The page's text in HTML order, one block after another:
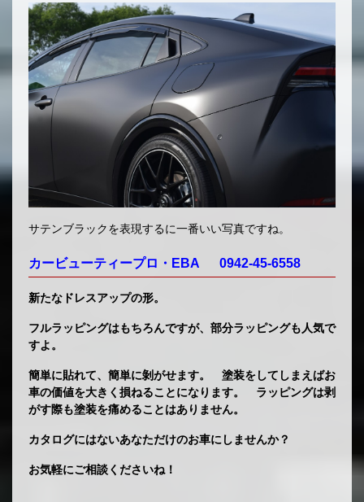
サテンブラックを表現するに一番いい写真ですね。
カービューティープロ・EBA 0942-45-6558
新たなドレスアップの形。
フルラッピングはもちろんですが、部分ラッピングも人気で
すよ。
簡単に貼れて、簡単に剝がせます。 塗装をしてしまえばお
車の価値を大きく損ねることになります。 ラッピングは剥
がす際も塗装を痛めることはありません。
カタログにはないあなただけのお車にしませんか？
お気軽にご相談くださいね！